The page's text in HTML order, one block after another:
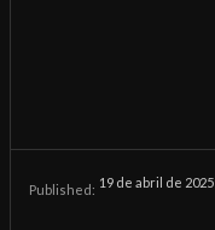
Published: 19 de abril de 2025